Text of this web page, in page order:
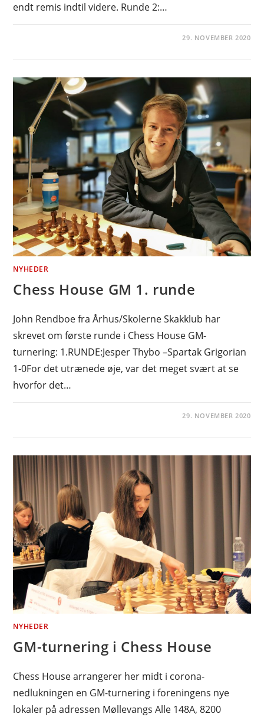
endt remis indtil videre. Runde 2:…
29. NOVEMBER 2020
NYHEDER
Chess House GM 1. runde
John Rendboe fra Århus/Skolerne Skakklub har
skrevet om første runde i Chess House GM-
turnering: 1.RUNDE:Jesper Thybo –Spartak Grigorian
1-0For det utrænede øje, var det meget svært at se
hvorfor det…
29. NOVEMBER 2020
NYHEDER
GM-turnering i Chess House
Chess House arrangerer her midt i corona-
nedlukningen en GM-turnering i foreningens nye
lokaler på adressen Møllevangs Alle 148A, 8200